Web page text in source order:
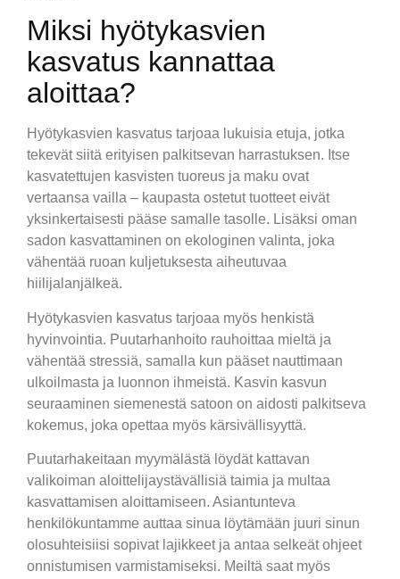
Miksi hyötykasvien
kasvatus kannattaa
aloittaa?
Hyötykasvien kasvatus tarjoaa lukuisia etuja, jotka
tekevät siitä erityisen palkitsevan harrastuksen. Itse
kasvatettujen kasvisten tuoreus ja maku ovat
vertaansa vailla – kaupasta ostetut tuotteet eivät
yksinkertaisesti pääse samalle tasolle. Lisäksi oman
sadon kasvattaminen on ekologinen valinta, joka
vähentää ruoan kuljetuksesta aiheutuvaa
hiilijalanjälkeä.
Hyötykasvien kasvatus tarjoaa myös henkistä
hyvinvointia. Puutarhanhoito rauhoittaa mieltä ja
vähentää stressiä, samalla kun pääset nauttimaan
ulkoilmasta ja luonnon ihmeistä. Kasvin kasvun
seuraaminen siemenestä satoon on aidosti palkitseva
kokemus, joka opettaa myös kärsivällisyyttä.
Puutarhakeitaan myymälästä löydät kattavan
valikoiman aloittelijaystävällisiä taimia ja multaa
kasvattamisen aloittamiseen. Asiantunteva
henkilökuntamme auttaa sinua löytämään juuri sinun
olosuhteisiisi sopivat lajikkeet ja antaa selkeät ohjeet
onnistumisen varmistamiseksi. Meiltä saat myös